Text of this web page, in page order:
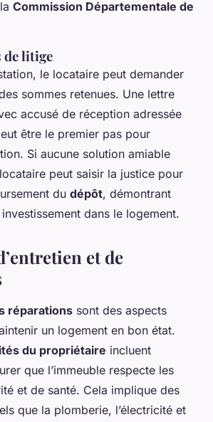
Commission Départementale de
de litige
le locataire peut demander
sommes retenues. Une lettre
accusé de réception adressée
être le premier pas pour
Si aucune solution amiable
peut saisir la justice pour
du dépôt, démontrant
investissement dans le logement.
et de
réparations sont des aspects
un logement en bon état.
du propriétaire incluent
que l’immeuble respecte les
et de santé. Cela implique des
que la plomberie, l’électricité et